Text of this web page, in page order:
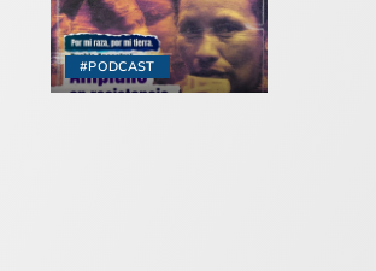
#PODCAST